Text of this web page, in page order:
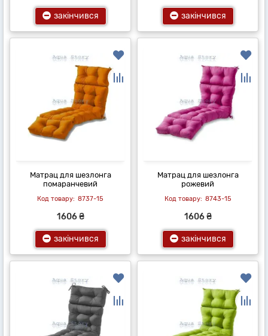
закінчився закінчився
Матрац для шезлонга
помаранчевий
8737-15
1606 ₴
закінчився
Матрац для шезлонга
рожевий
8743-15
1606 ₴
закінчився